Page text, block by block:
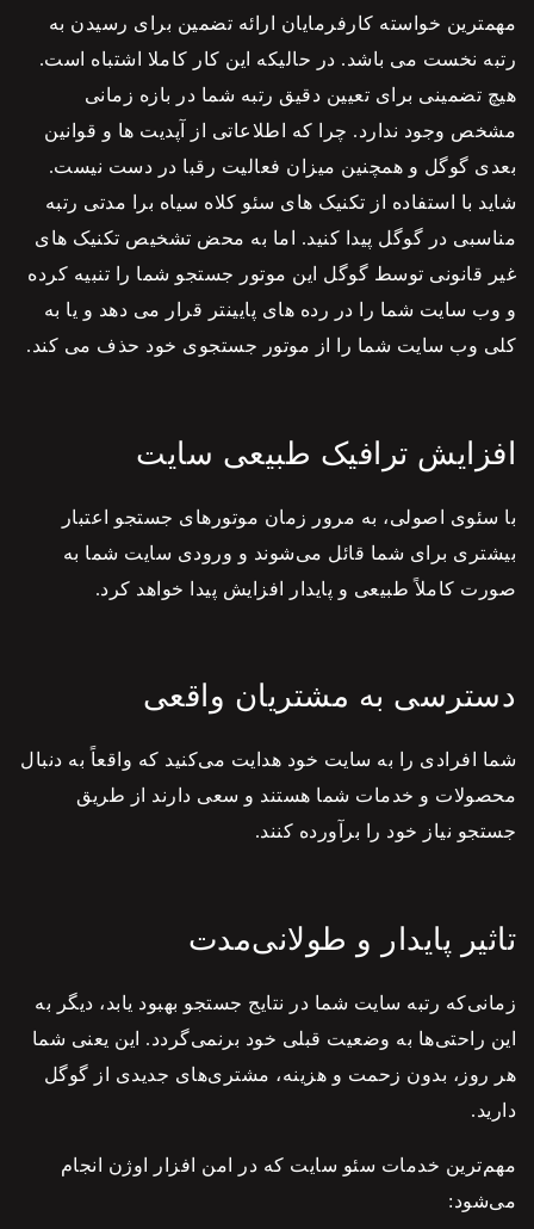
مهمترین خواسته کارفرمایان ارائه تضمین برای رسیدن به
رتبه نخست می باشد. در حالیکه این کار کاملا اشتباه است.
هیچ تضمینی برای تعیین دقیق رتبه شما در بازه زمانی
مشخص وجود ندارد. چرا که اطلاعاتی از آپدیت ها و قوانین
بعدی گوگل و همچنین میزان فعالیت رقبا در دست نیست.
شاید با استفاده از تکنیک های سئو کلاه سیاه برا مدتی رتبه
مناسبی در گوگل پیدا کنید. اما به محض تشخیص تکنیک های
غیر قانونی توسط گوگل این موتور جستجو شما را تنبیه کرده
و وب سایت شما را در رده های پایینتر قرار می دهد و یا به
کلی وب سایت شما را از موتور جستجوی خود حذف می کند.
افزایش ترافیک طبیعی سایت
با سئوی اصولی، به مرور زمان موتورهای جستجو اعتبار
بیشتری برای شما قائل می‌شوند و ورودی سایت شما به
صورت کاملاً طبیعی و پایدار افزایش پیدا خواهد کرد.
دسترسی به مشتریان واقعی
شما افرادی را به سایت خود هدایت می‌کنید که واقعاً به دنبال
محصولات و خدمات شما هستند و سعی دارند از طریق
جستجو نیاز خود را برآورده کنند.
تاثیر پایدار و طولانی‌مدت
زمانی‌که رتبه سایت شما در نتایج جستجو بهبود یابد، دیگر به
این راحتی‌ها به وضعیت قبلی خود برنمی‌گردد. این یعنی شما
هر روز، بدون زحمت و هزینه، مشتری‌های جدیدی از گوگل
دارید.‌
مهم‌ترین خدمات سئو سایت که در امن افزار اوژن انجام
می‌شود: